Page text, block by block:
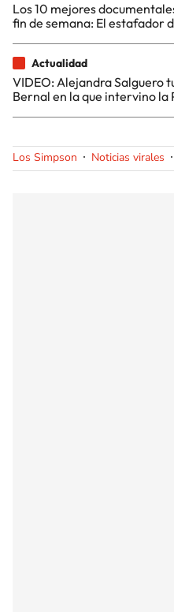
Los 10 mejores
fin de semana: El estafador
Actualidad
VIDEO: Alejandra Salguero
Bernal en la que intervino la
Los Simpson Noticias virales